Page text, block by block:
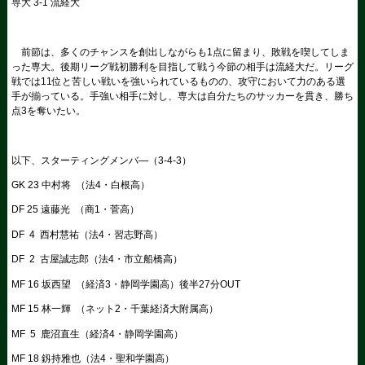
前節は、多くのチャンスを創出しながらも1点に留まり、敗戦を喫してしま
った専大。後期リーグ戦初勝利を目指して戦う今節の相手は流経大だ。リーグ
戦では11位と苦しい戦いを強いられているものの、攻守において力のある選
手が揃っている。手強い相手に対し、専大は自分たちのサッカーを貫き、勝ち
点3を奪いたい。
以下、スターティングメンバ―（3-4-3）
GK 23 中村将 （法4・白根高）
DF 25 遠藤光 （商1・菅高）
DF 4 西村慧祐（法4・習志野高）
DF 2 古屋誠志郎（法4・市立船橋高）
MF 16 坂西望 （経済3・静岡学園高）後半27分OUT
MF 15 林一輝 （ネット2・千葉経済大附属高）
MF 5 鹿沼直生（経済4・静岡学園高）
MF 18 釼持雅也（法4・聖和学園高）